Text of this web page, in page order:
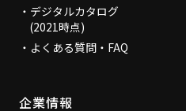
デジタルカタログ
(2021時点)
よくある質問・FAQ
企業情報